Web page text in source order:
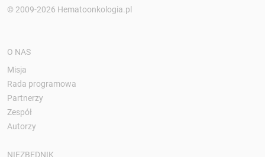
© 2009-2026 Hematoonkologia.pl
O NAS
Misja
Rada programowa
Partnerzy
Zespół
Autorzy
NIEZBĘDNIK